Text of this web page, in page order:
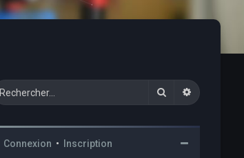
Rechercher
Connexion • Inscription